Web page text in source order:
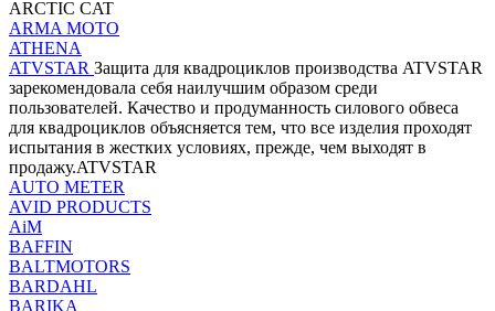
ARCTIC CAT
ARMA MOTO
ATHENA
ATVSTAR Защита для квадроциклов производства ATVSTAR
зарекомендовала себя наилучшим образом среди
пользователей. Качество и продуманность силового обвеса
для квадроциклов объясняется тем, что все изделия проходят
испытания в жестких условиях, прежде, чем выходят в
продажу.ATVSTAR
AUTO METER
AVID PRODUCTS
AiM
BAFFIN
BALTMOTORS
BARDAHL
BARIKA